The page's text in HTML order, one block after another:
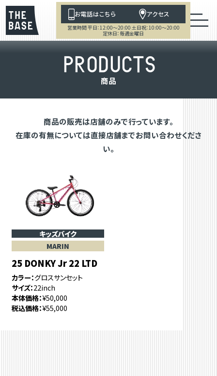
お電話はこちら アクセス
営業時間 平日：12:00～20:00 土日祝：10:00～20:00
定休日：毎週金曜日
PRODUCTS
商品
商品の販売は店舗のみで行っています。
在庫の有無については直接店舗までお問い合わせくださ
い。
キッズバイク
MARIN
25 DONKY Jr 22 LTD
カラー グロスサンセット
サイズ 22inch
本体価格 ¥50,000
税込価格 ¥55,000